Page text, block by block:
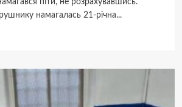
піти, не розрахувавшись.
намагалась 21-річна...